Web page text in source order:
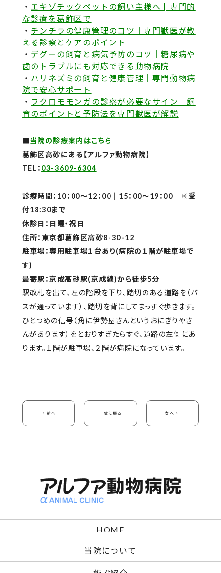
・ エキゾチックペットの飼い主様へ┃専門的
な診療を葛飾区で
・ チンチラの健康管理のコツ｜専門獣医が教
える診察とケアのポイント
・ デグーの飼育と病気予防のコツ｜糖尿病や
歯のトラブルにも対応できる動物病院
・ ハリネズミの飼育と健康管理｜専門動物病
院で安心サポート
・ フクロモモンガの診察が必要なサイン｜飼
育のポイントと予防法を専門獣医が解説
■当院の診療案内はこちら
葛飾区高砂にある【アルファ動物病院】
TEL： 03-3609-6304
診療時間：10：00～12：00｜15：00～19：00 ※受
付18:30まで
休診日：日曜・祝日
住所：東京都葛飾区高砂8-30-12
駐車場：専用駐車場１台あり(病院の１階が駐車場で
す)
最寄駅：京成高砂駅(京成線)から徒歩5分
駅改札を出て、左の階段を下り、踏切のある道路を（バ
スが通っています）、踏切を背にしてまっすぐ歩きます。
ひとつめの信号（角に伊勢屋さんというおにぎりやさ
んがあります）をとおりすぎたらすぐ、道路の左側にあ
ります。１階が駐車場、２階が病院になっています。
前へ 一覧に戻る 次へ
HOME
当院について